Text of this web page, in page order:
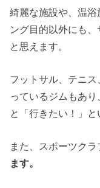
綺麗な施設や、温
ング目的以外にも
と思えます。
フットサル、テニ
っているジムもあ
と「行きたい！」と
また、スポーツクラ
ます。